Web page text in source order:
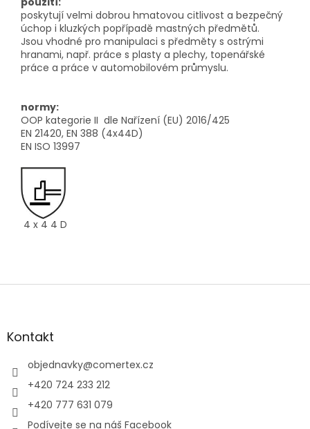
poskytují velmi dobrou hmatovou citlivost a bezpečný
úchop i kluzkých popřípadě mastných předmětů.
Jsou vhodné pro manipulaci s předměty s ostrými
hranami, např. práce s plasty a plechy, topenářské
práce a práce v automobilovém průmyslu.
normy:
OOP kategorie II dle Nařízení (EU) 2016/425
EN 21420, EN 388 (4x44D)
EN ISO 13997
4 x 4 4 D
Z
aKontakt
objednavky@comertex.cz
+420 724 233 212
+420 777 631 079
Podívejte se na náš Facebook